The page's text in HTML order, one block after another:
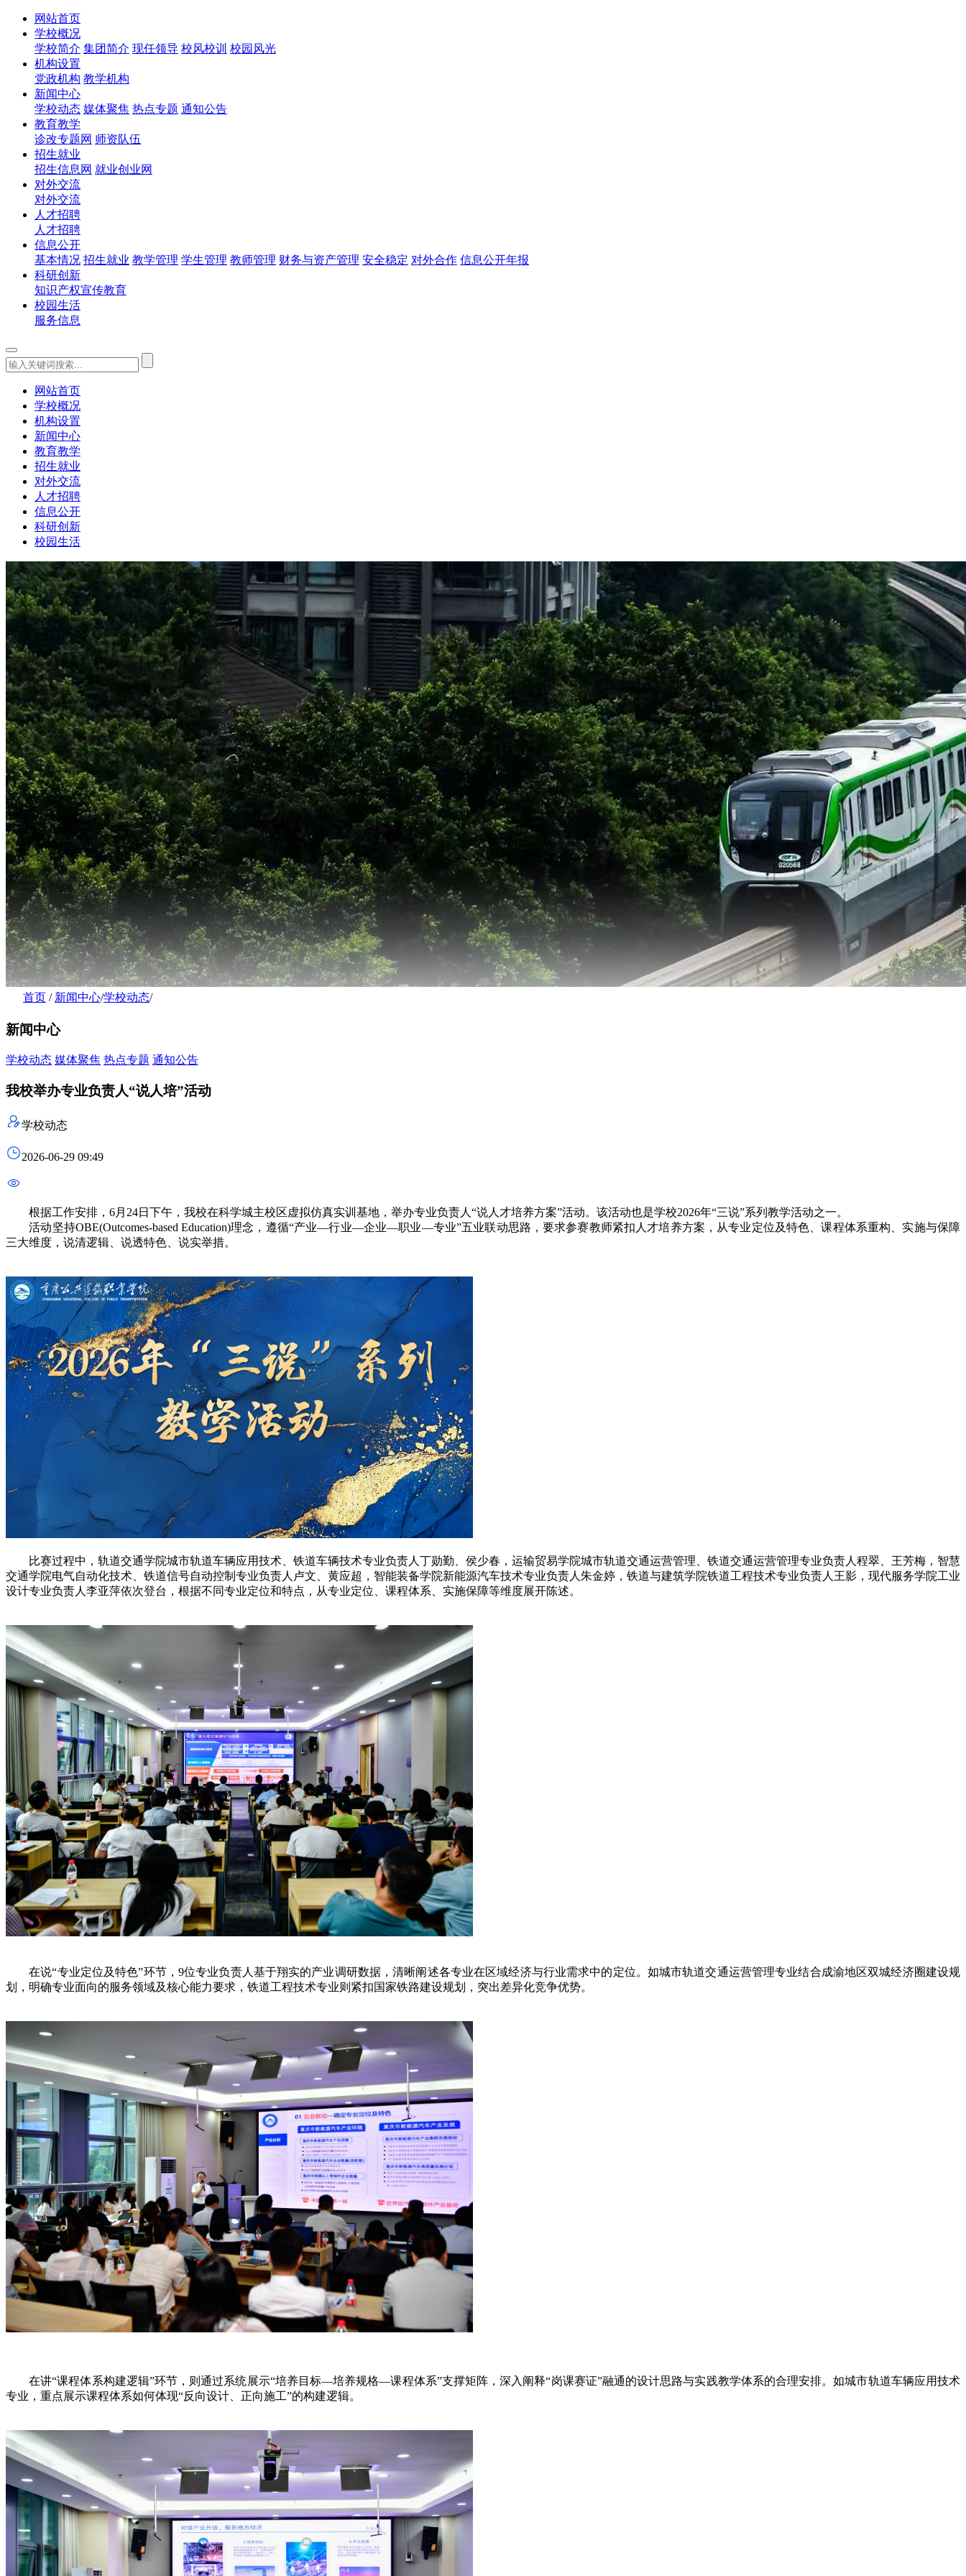
网站首页
学校概况
学校简介 集团简介 现任领导 校风校训 校园风光
机构设置
党政机构 教学机构
新闻中心
学校动态 媒体聚焦 热点专题 通知公告
教育教学
诊改专题网 师资队伍
招生就业
招生信息网 就业创业网
对外交流
对外交流
人才招聘
人才招聘
信息公开
基本情况 招生就业 教学管理 学生管理 教师管理 财务与资产管理 安全稳定 对外合作 信息公开年报
科研创新
知识产权宣传教育
校园生活
服务信息
网站首页
学校概况
机构设置
新闻中心
教育教学
招生就业
对外交流
人才招聘
信息公开
科研创新
校园生活
首页 / 新闻中心/学校动态/
新闻中心
学校动态 媒体聚焦 热点专题 通知公告
我校举办专业负责人“说人培”活动
学校动态
2026-06-29 09:49
根据工作安排，6月24日下午，我校在科学城主校区虚拟仿真实训基地，举办专业负责人“说人才培养方案”活动。该活动也是学校2026年“三说”系列教学活动之一。
活动坚持OBE(Outcomes-based Education)理念，遵循“产业—行业—企业—职业—专业”五业联动思路，要求参赛教师紧扣人才培养方案，从专业定位及特色、课程体系重构、实施与保障
三大维度，说清逻辑、说透特色、说实举措。
比赛过程中，轨道交通学院城市轨道车辆应用技术、铁道车辆技术专业负责人丁勋勤、侯少春，运输贸易学院城市轨道交通运营管理、铁道交通运营管理专业负责人程翠、王芳梅，智慧
交通学院电气自动化技术、铁道信号自动控制专业负责人卢文、黄应超，智能装备学院新能源汽车技术专业负责人朱金婷，铁道与建筑学院铁道工程技术专业负责人王影，现代服务学院工业
设计专业负责人李亚萍依次登台，根据不同专业定位和特点，从专业定位、课程体系、实施保障等维度展开陈述。
在说“专业定位及特色”环节，9位专业负责人基于翔实的产业调研数据，清晰阐述各专业在区域经济与行业需求中的定位。如城市轨道交通运营管理专业结合成渝地区双城经济圈建设规
划，明确专业面向的服务领域及核心能力要求，铁道工程技术专业则紧扣国家铁路建设规划，突出差异化竞争优势。
在讲“课程体系构建逻辑”环节，则通过系统展示“培养目标—培养规格—课程体系”支撑矩阵，深入阐释“岗课赛证”融通的设计思路与实践教学体系的合理安排。如城市轨道车辆应用技术
专业，重点展示课程体系如何体现“反向设计、正向施工”的构建逻辑。